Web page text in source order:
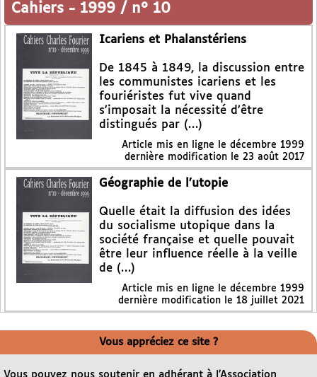
Cahiers - 1999 / n° 10
Icariens et Phalanstériens
De 1845 à 1849, la discussion entre
les communistes icariens et les
fouriéristes fut vive quand
s’imposait la nécessité d’être
distingués par (…)
Article mis en ligne le décembre 1999
dernière modification le 23 août 2017
Géographie de l’utopie
Quelle était la diffusion des idées
du socialisme utopique dans la
société française et quelle pouvait
être leur influence réelle à la veille
de (…)
Article mis en ligne le décembre 1999
dernière modification le 18 juillet 2021
Vous appréciez ce site ?
Vous pouvez nous soutenir en adhérant à l’Association